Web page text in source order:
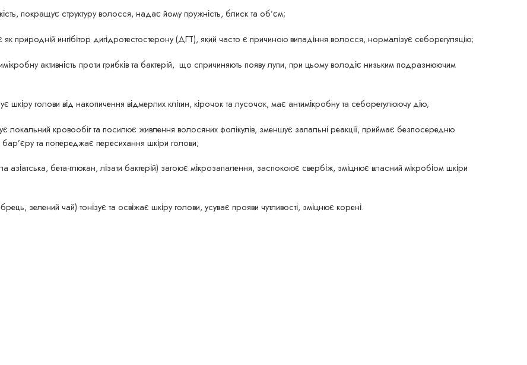
покращує структуру волосся, надає йому пружність, блиск та об’єм;
як природній ингібітор дигідротестостерону (ДГТ), який часто є причиною випадіння волосся, нормалізує себорегуляцію;
активність проти грибків та бактерій, що спричиняють появу лупи, при цьому володіє низьким подразнюючим
шкіру голови від накопичення відмерлих клітин, кірочок та лусочок, має антимікробну та себорегулюючу дію;
локальний кровообіг та посилює живлення волосяних фолікулів, зменшує запальні реакції, приймає безпосередню
бар’єру та попереджає пересихання шкіри голови;
азіатська, бета-глюкан, лізати бактерій) загоює мікрозапалення, заспокоює свербіж, зміцнює власний мікробіом шкіри
зелений чай) тонізує та освіжає шкіру голови, усуває прояви чутливості, зміцнює корені.